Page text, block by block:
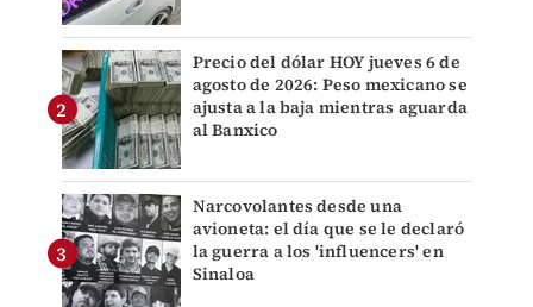
Precio del dólar HOY jueves 6 de
agosto de 2026: Peso mexicano se
ajusta a la baja mientras aguarda
al Banxico
Narcovolantes desde una
avioneta: el día que se le declaró
la guerra a los 'influencers' en
Sinaloa